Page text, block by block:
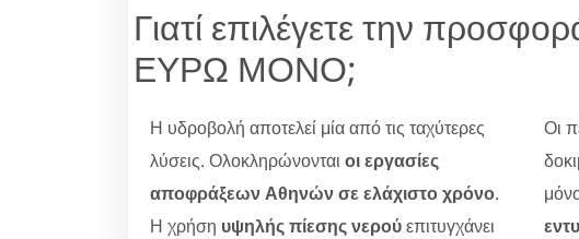
Γιατί επιλέγετε την
ΕΥΡΩ ΜΟΝΟ;
Η υδροβολή αποτελεί μία από τις ταχύτερες
λύσεις. Ολοκληρώνονται οι εργασίες
αποφράξεων Αθηνών σε ελάχιστο χρόνο.
Η χρήση υψηλής πίεσης νερούεπιτυγχάνει
Οι